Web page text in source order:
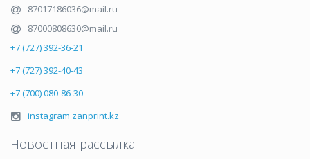
87017186036@mail.ru
87000808630@mail.ru
+7 (727) 392-36-21
+7 (727) 392-40-43
+7 (700) 080-86-30
instagram zanprint.kz
Новостная рассылка